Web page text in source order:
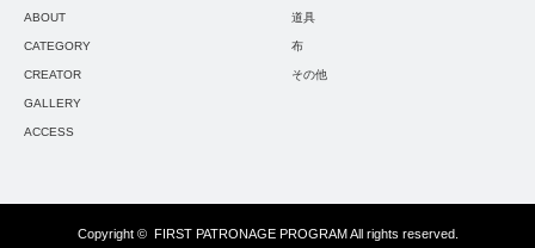
ABOUT
CATEGORY
CREATOR
GALLERY
ACCESS
道具
布
その他
Copyright © FIRST PATRONAGE PROGRAMAll rights reserved.